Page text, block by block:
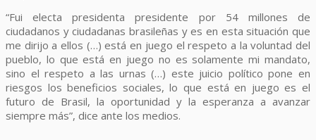
“Fui electa presidenta presidente por 54 millones de
ciudadanos y ciudadanas brasileñas y es en esta situación que
me dirijo a ellos (…) está en juego el respeto a la voluntad del
pueblo, lo que está en juego no es solamente mi mandato,
sino el respeto a las urnas (…) este juicio político pone en
riesgos los beneficios sociales, lo que está en juego es el
futuro de Brasil, la oportunidad y la esperanza a avanzar
siempre más”, dice ante los medios.